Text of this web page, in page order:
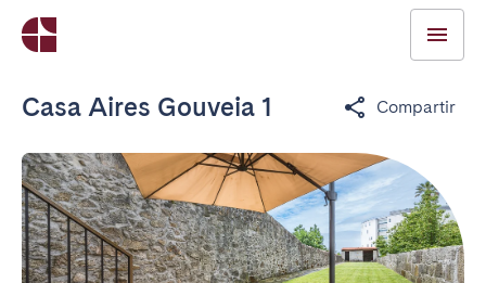
Casa Aires Gouveia 1 Compartir